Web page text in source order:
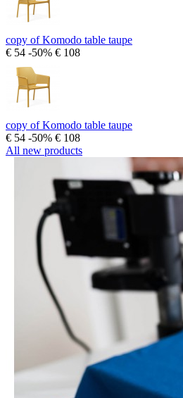
copy of Komodo table taupe
€ 54 -50% € 108
copy of Komodo table taupe
€ 54 -50% € 108
All new products